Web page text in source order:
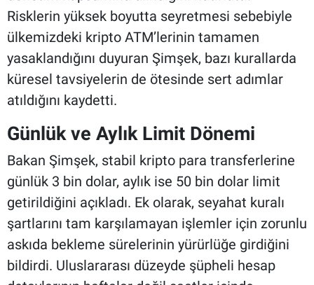
Risklerin yüksek boyutta seyretmesi sebebiyle
ülkemizdeki kripto ATM’lerinin tamamen
yasaklandığını duyuran Şimşek, bazı kurallarda
küresel tavsiyelerin de ötesinde sert adımlar
atıldığını kaydetti.
Günlük ve Aylık Limit Dönemi
Bakan Şimşek, stabil kripto para transferlerine
günlük 3 bin dolar, aylık ise 50 bin dolar limit
getirildiğini açıkladı. Ek olarak, seyahat kuralı
şartlarını tam karşılamayan işlemler için zorunlu
askıda bekleme sürelerinin yürürlüğe girdiğini
bildirdi. Uluslararası düzeyde şüpheli hesap